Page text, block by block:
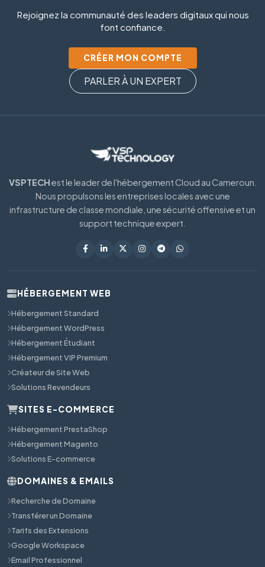
Rejoignez la communauté des leaders digitaux qui nous
font confiance.
CRÉER MON COMPTE
PARLER À UN EXPERT
VSPTECHest le leader de l'hébergement Cloud au Cameroun.
Nous propulsons les entreprises locales avec une
infrastructure de classe mondiale, une sécurité offensive et un
support technique expert.
HÉBERGEMENT WEB
Hébergement Standard
Hébergement WordPress
Hébergement Étudiant
Hébergement VIP Premium
Créateur de Site Web
Solutions Revendeurs
SITES E-COMMERCE
Hébergement PrestaShop
Hébergement Magento
Solutions E-commerce
DOMAINES & EMAILS
Recherche de Domaine
Transférer un Domaine
Tarifs des Extensions
Google Workspace
Email Professionnel